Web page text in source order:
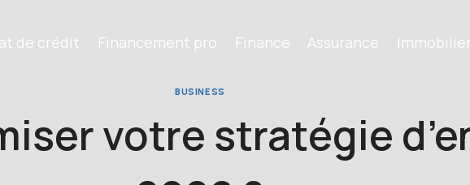
de crédit Financement pro Finance Assurance Immobilier
BUSINESS
votre stratégie